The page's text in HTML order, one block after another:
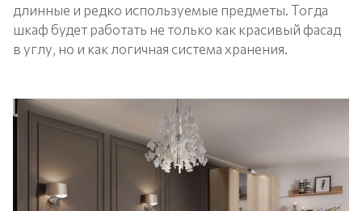
длинные и редко используемые предметы. Тогда
шкаф будет работать не только как красивый фасад
в углу, но и как логичная система хранения.